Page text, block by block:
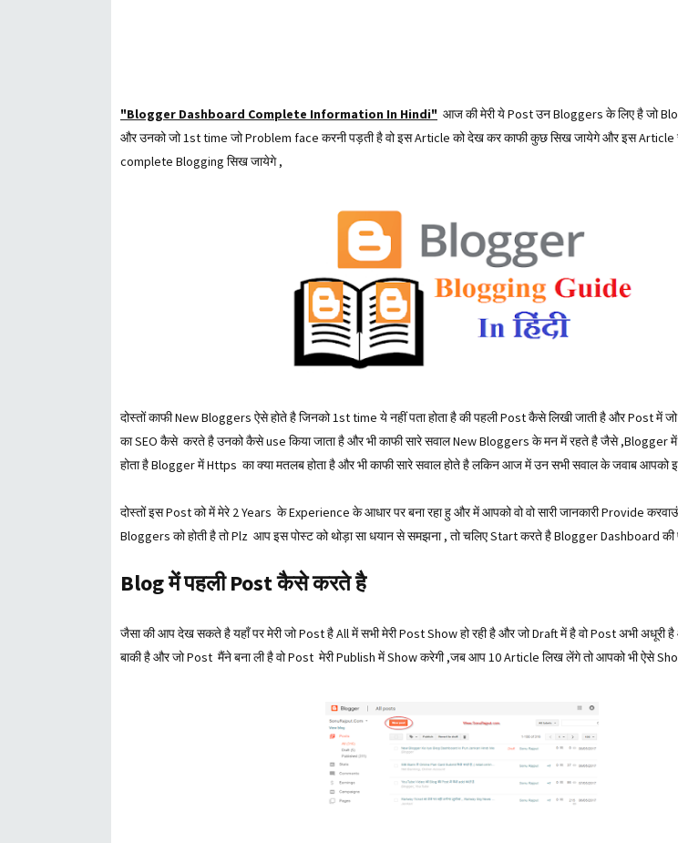
"Blogger Dashboard Complete Information In Hindi" आज की मेरी ये Post उन Bloggers के लिए है जो
और उनको जो 1st time जो Problem face करनी पड़ती है वो इस Article को देख कर काफी कुछ सिख जायेगे और इस Article
complete Blogging सिख जायेगे ,
दोस्तों काफी New Bloggers ऐसे होते है जिनको 1st time ये नहीं पता होता है की पहली Post कैसे लिखी जाती है और Post में
का SEO कैसे करते है उनको कैसे use किया जाता है और भी काफी सारे सवाल New Bloggers के मन में रहते है जैसे ,Blogger
होता है Blogger में Https का क्या मतलब होता है और भी काफी सारे सवाल होते है लकिन आज में उन सभी सवाल के जवाब आपको
दोस्तों इस Post को में मेरे 2 Years के Experience के आधार पर बना रहा हु और में आपको वो वो सारी जानकारी Provide
Bloggers को होती है तो Plz आप इस पोस्ट को थोड़ा सा धयान से समझना , तो चलिए Start करते है Blogger Dashboard की
Blog में पहली Post कैसे करते है
जैसा की आप देख सकते है यहाँ पर मेरी जो Post है All में सभी मेरी Post Show हो रही है और जो Draft में है वो Post अभी अधूरी
बाकी है और जो Post मैंने बना ली है वो Post मेरी Publish में Show करेगी ,जब आप 10 Article लिख लेंगे तो आपको भी ऐसे